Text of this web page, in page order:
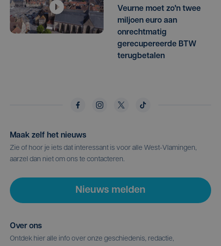
Veurne moet zo'n twee
miljoen euro aan
onrechtmatig
gerecupereerde BTW
terugbetalen
Maak zelf het nieuws
Zie of hoor je iets dat interessant is voor alle West-Vlamingen,
aarzel dan niet om ons te contacteren.
Nieuws melden
Over ons
Ontdek hier alle info over onze geschiedenis, redactie,